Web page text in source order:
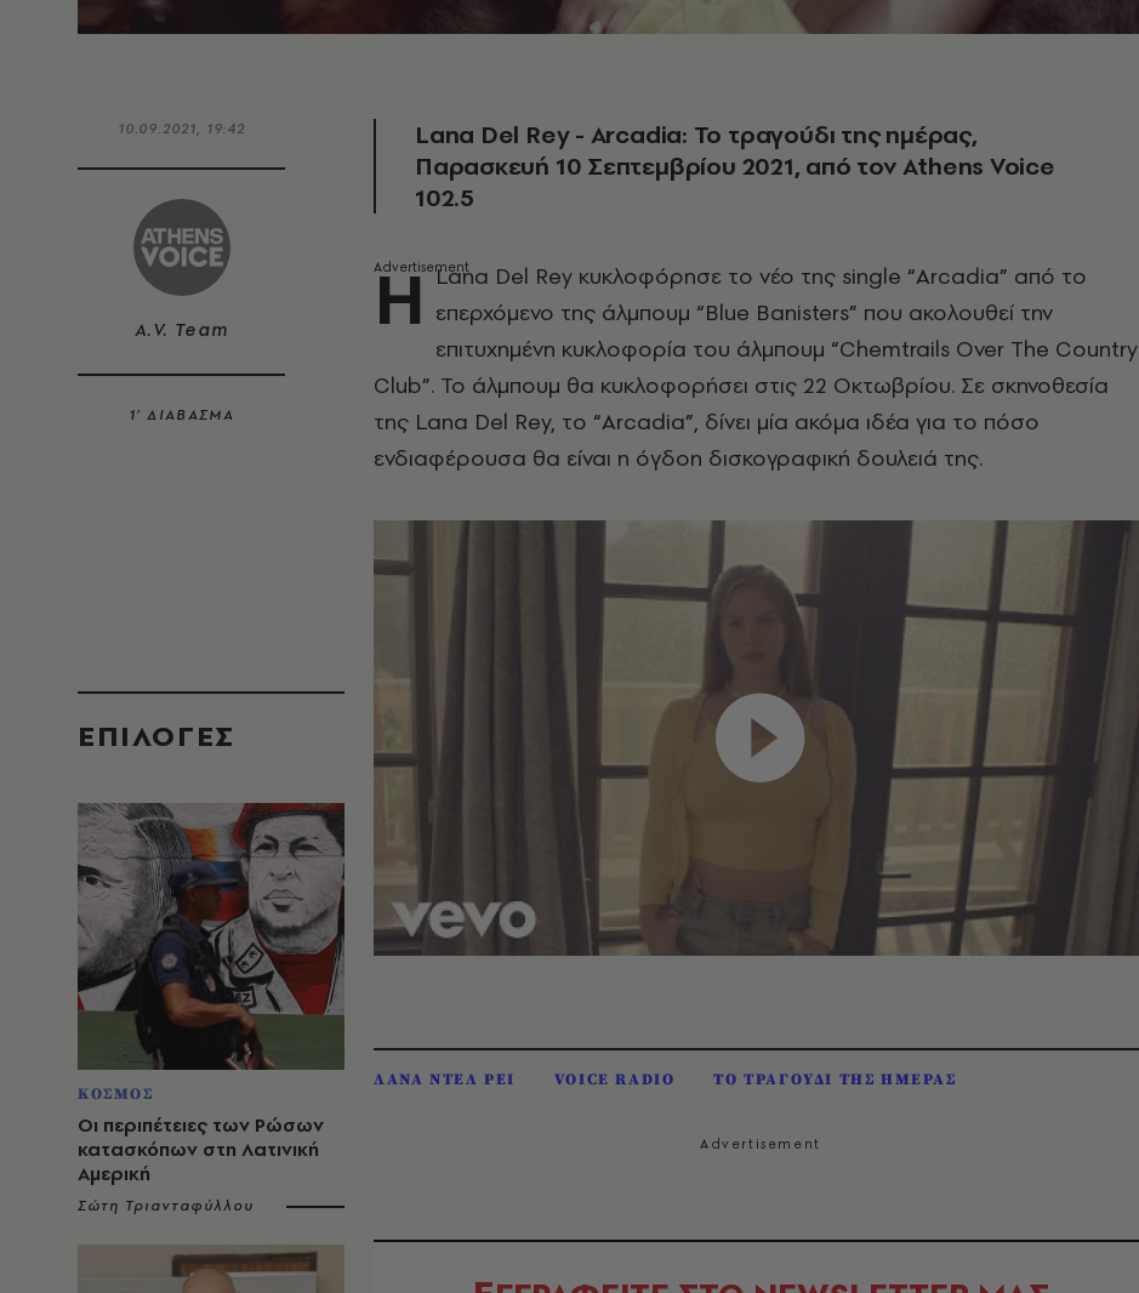
10.09.2021, 19:42
A.V. Team
1’ ΔΙΑΒΑΣΜΑ
EΠΙΛΟΓΈΣ
ΚΟΣΜΟΣ
Οι περιπέτειες των Ρώσων
κατασκόπων στη Λατινική
Αμερική
Σώτη Τριανταφύλλου
Lana Del Rey - Arcadia: Το τραγούδι της ημέρας,
Παρασκευή 10 Σεπτεμβρίου 2021, από τον Athens Voice
102.5
Η Lana Del Rey κυκλοφόρησε το νέο της single “Arcadia” από το
επερχόμενο της άλμπουμ “Blue Banisters” που ακολουθεί την
επιτυχημένη κυκλοφορία του άλμπουμ “Chemtrails Over The Country
Club”. Το άλμπουμ θα κυκλοφορήσει στις 22 Οκτωβρίου. Σε σκηνοθεσία
της Lana Del Rey, το “Arcadia”, δίνει μία ακόμα ιδέα για το πόσο
ενδιαφέρουσα θα είναι η όγδοη δισκογραφική δουλειά της.
ΛΑΝΑ ΝΤΕΛ ΡΕΙ VOICE RADIO ΤΟ ΤΡΑΓΟΥΔΙ ΤΗΣ ΗΜΕΡΑΣ